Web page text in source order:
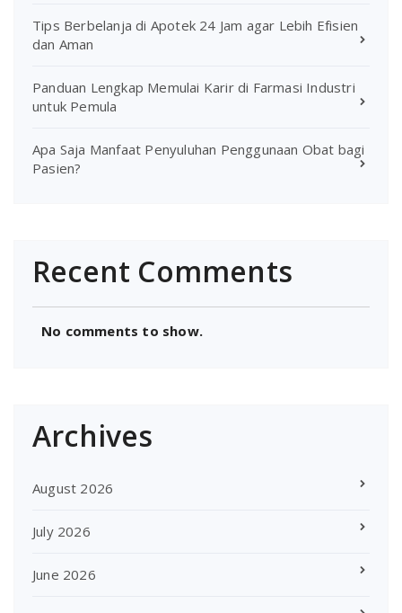
Tips Berbelanja di Apotek 24 Jam agar Lebih Efisien
dan Aman
Panduan Lengkap Memulai Karir di Farmasi Industri
untuk Pemula
Apa Saja Manfaat Penyuluhan Penggunaan Obat bagi
Pasien?
Recent Comments
No comments to show.
Archives
August 2026
July 2026
June 2026